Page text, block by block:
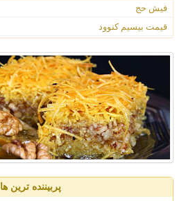
فیش حج
قیمت بیسیم کنوود
پربیننده ترین ها